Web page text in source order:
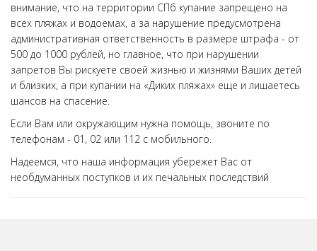
внимание, что на территории СПб купание запрещено на
всех пляжах и водоемах, а за нарушение предусмотрена
административная ответственность в размере штрафа - от
500 до 1000 рублей, но главное, что при нарушении
запретов Вы рискуете своей жизнью и жизнями Ваших детей
и близких, а при купании на «Диких пляжах» еще и лишаетесь
шансов на спасение.
Если Вам или окружающим нужна помощь, звоните по
телефонам - 01, 02 или 112 с мобильного.
Надеемся, что наша информация убережет Вас от
необдуманных поступков и их печальных последствий